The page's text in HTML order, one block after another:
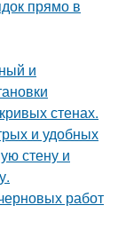
прямо в
и
стенах.
и удобных
стену и
работ